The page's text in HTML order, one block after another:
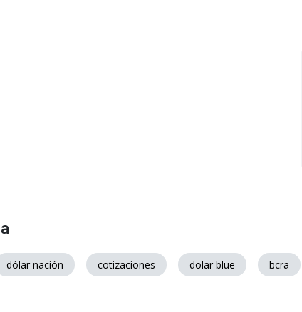
dólar nación cotizaciones dolar blue bcra